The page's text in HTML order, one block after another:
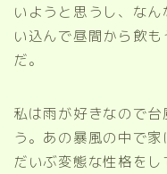
いようと思うし、な
い込んで昼間から飲
だ。
私は雨が好きなので
う。あの暴風の中で家
だいぶ変態な性格をし